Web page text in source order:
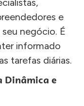
e
negócio. É
informado
tarefas diárias.
Dinâmica e